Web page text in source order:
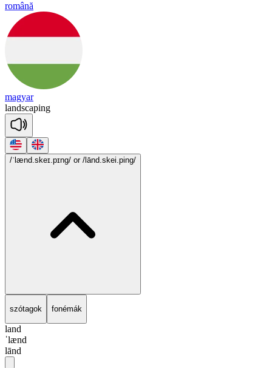
română
magyar
landscaping
/ˈlænd.skeɪ.pɪng/ or /lānd.skei.ping/
szótagok fonémák
land
ˈlænd
lānd